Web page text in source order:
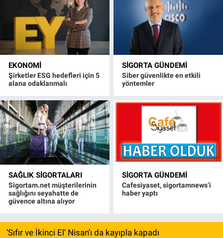
EKONOMI
Şirketler ESG hedefleri için 5
alana odaklanmalı
SIGORTA GÜNDEMI
Siber güvenlikte en etkili
yöntemler
SAĞLIK SIGORTALARI
Sigortam.net müşterilerinin
sağlığını seyahatte de
güvence altına alıyor
SIGORTA GÜNDEMI
Cafesiyaset, sigortamnews’i
haber yaptı
‘Sıfır ve İkinci El’ Nisan’ı da kayıpla kapadı